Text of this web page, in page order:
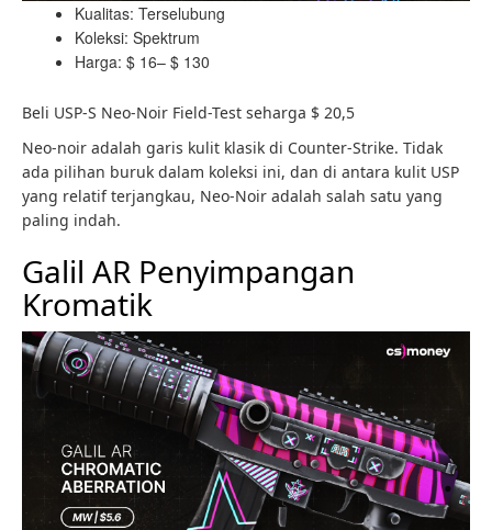
Kualitas: Terselubung
Koleksi: Spektrum
Harga: $ 16– $ 130
Beli USP-S Neo-Noir Field-Test seharga $ 20,5
Neo-noir adalah garis kulit klasik di Counter-Strike. Tidak
ada pilihan buruk dalam koleksi ini, dan di antara kulit USP
yang relatif terjangkau, Neo-Noir adalah salah satu yang
paling indah.
Galil AR Penyimpangan
Kromatik